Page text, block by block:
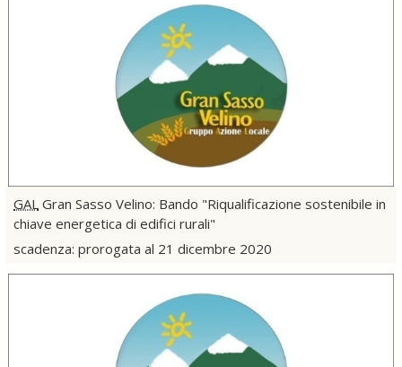
GAL Gran Sasso Velino: Bando "Riqualificazione sostenibile in
chiave energetica di edifici rurali"
scadenza: prorogata al 21 dicembre 2020